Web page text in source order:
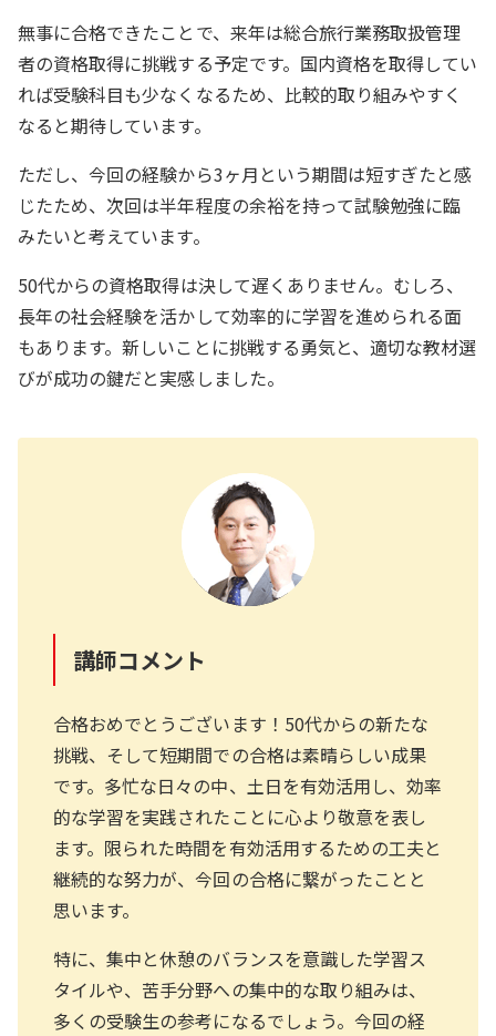
無事に合格できたことで、来年は総合旅行業務取扱管理
者の資格取得に挑戦する予定です。国内資格を取得してい
れば受験科目も少なくなるため、比較的取り組みやすく
なると期待しています。
ただし、今回の経験から3ヶ月という期間は短すぎたと感
じたため、次回は半年程度の余裕を持って試験勉強に臨
みたいと考えています。
50代からの資格取得は決して遅くありません。むしろ、
長年の社会経験を活かして効率的に学習を進められる面
もあります。新しいことに挑戦する勇気と、適切な教材選
びが成功の鍵だと実感しました。
講師コメント
合格おめでとうございます！50代からの新たな
挑戦、そして短期間での合格は素晴らしい成果
です。多忙な日々の中、土日を有効活用し、効率
的な学習を実践されたことに心より敬意を表し
ます。限られた時間を有効活用するための工夫と
継続的な努力が、今回の合格に繋がったことと
思います。
特に、集中と休憩のバランスを意識した学習ス
タイルや、苦手分野への集中的な取り組みは、
多くの受験生の参考になるでしょう。今回の経